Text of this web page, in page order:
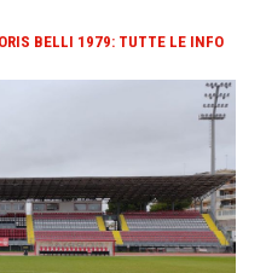
BELLI 1979: TUTTE LE INFO